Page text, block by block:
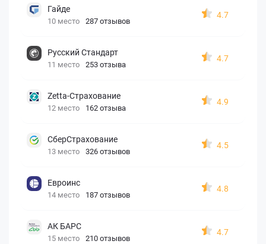
Гайде
10 место 287 отзывов
4.7
Русский Стандарт
11 место 253 отзыва
4.7
Zetta-Страхование
12 место 162 отзыва
4.9
СберСтрахование
13 место 326 отзывов
4.5
Евроинс
14 место 187 отзывов
4.8
АК БАРС
15 место 210 отзывов
4.7